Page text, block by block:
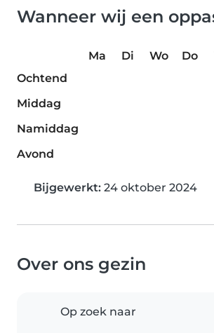
Wanneer wij een
Ma Di Wo Do
Ochtend
Middag
Namiddag
Avond
Bijgewerkt: 24 oktober 2024
Over ons gezin
Op zoek naar